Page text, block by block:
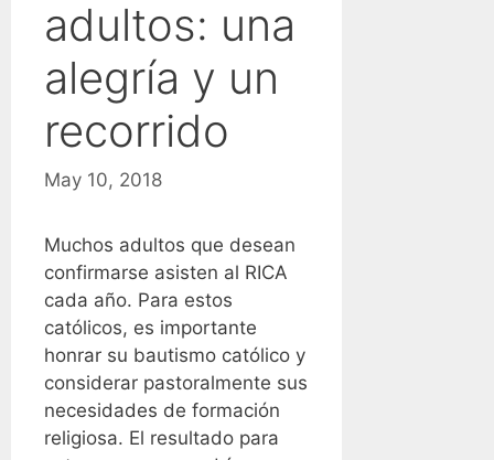
adultos: una
alegría y un
recorrido
May 10, 2018
Muchos adultos que desean
confirmarse asisten al RICA
cada año. Para estos
católicos, es importante
honrar su bautismo católico y
considerar pastoralmente sus
necesidades de formación
religiosa. El resultado para